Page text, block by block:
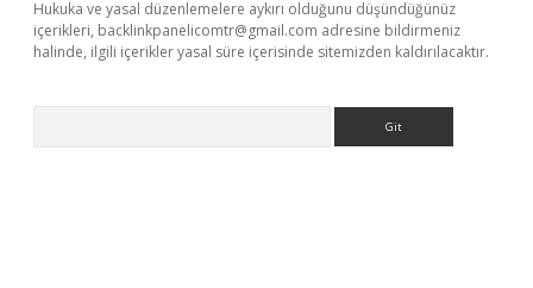
Hukuka ve yasal düzenlemelere aykırı olduğunu düşündüğünüz
içerikleri, backlinkpanelicomtr@gmail.com adresine bildirmeniz
halinde, ilgili içerikler yasal süre içerisinde sitemizden kaldırılacaktır.